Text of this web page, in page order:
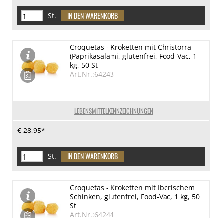
St.
LEBENSMITTELKENNZEICHNUNGEN
Croquetas - Kroketten mit Christorra
(Paprikasalami, glutenfrei, Food-Vac, 1
kg, 50 St
Art.Nr.:64243
€ 28,95*
St.
Croquetas - Kroketten mit Iberischem
Schinken, glutenfrei, Food-Vac, 1 kg, 50
St
Art.Nr.:64244